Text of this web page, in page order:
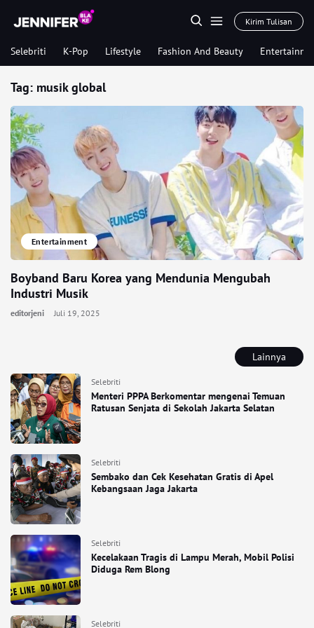
Kirim Tulisan
Selebriti K-Pop Lifestyle Fashion And Beauty
Lainnya
Selebriti
Menteri PPPA Berkomentar mengenai Temuan
Ratusan Senjata di Sekolah Jakarta Selatan
Selebriti
Sembako dan Cek Kesehatan Gratis di Apel
Kebangsaan Jaga Jakarta
Selebriti
Kecelakaan Tragis di Lampu Merah, Mobil Polisi
Diduga Rem Blong
Selebriti
Tag: musik global
Entertainment
Boyband Baru Korea yang Mendunia Mengubah
Industri Musik
editorjeni Juli 19, 2025